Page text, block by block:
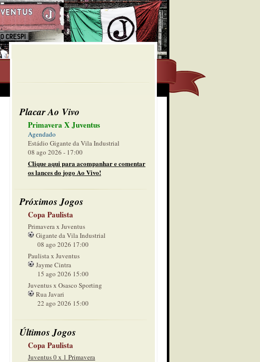
Placar Ao Vivo
Primavera X Juventus
Agendado
Estádio Gigante da Vila Industrial
08 ago 2026 - 17:00
Clique aqui para acompanhar e comentar
os lances do jogo Ao Vivo!
Próximos Jogos
Copa Paulista
Primavera x Juventus
Gigante da Vila Industrial
08 ago 2026 17:00
Paulista x Juventus
Jayme Cintra
15 ago 2026 15:00
Juventus x Osasco Sporting
Rua Javari
22 ago 2026 15:00
Últimos Jogos
Copa Paulista
Juventus 0 x 1 Primavera